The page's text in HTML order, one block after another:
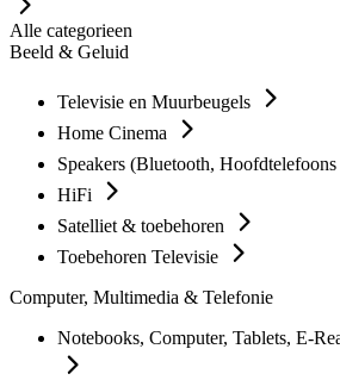
Alle categorieen
Beeld & Geluid
Televisie en Muurbeugels
Home Cinema
Speakers (Bluetooth,
HiFi
Satelliet & toebehoren
Toebehoren Televisie
Computer, Multimedia & Telefonie
Notebooks, Computer, Tablets, E-